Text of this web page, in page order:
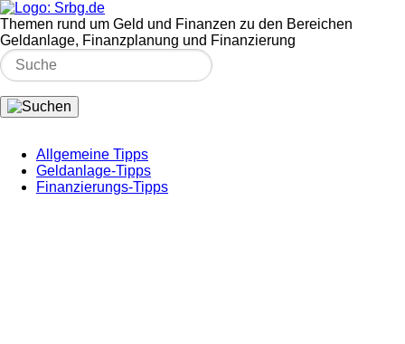
Themen rund um Geld und Finanzen zu den Bereichen
Geldanlage, Finanzplanung und Finanzierung
Allgemeine Tipps
Geldanlage-Tipps
Finanzierungs-Tipps